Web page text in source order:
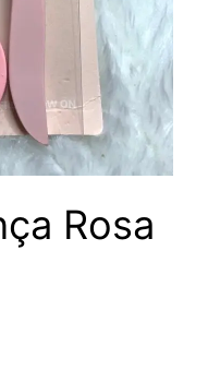
Rosa